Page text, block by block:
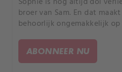
broer van Sam. En dat
behoorlijk ongemakkelijk
ABONNEER NU